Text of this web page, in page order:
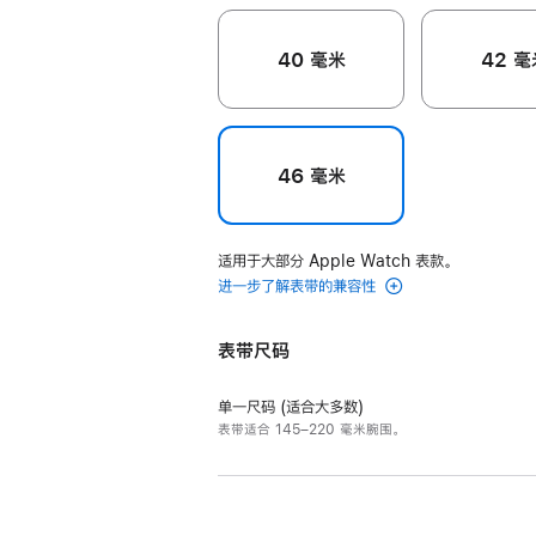
40 毫米 42 毫
46 毫米
适用于大部分 Apple Watch 表款。
进一步了解表带的兼容性
表带尺码
单一尺码 (适合大多数)
表带适合 145–220 毫米腕围。